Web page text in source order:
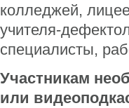
колледжей,
учителя-
специалисты,
Участникам
или